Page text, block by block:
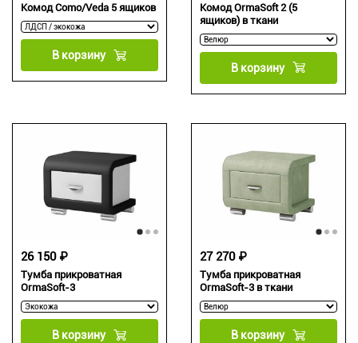
Комод Como/Veda 5 ящиков
В корзину
Комод OrmaSoft 2 (5
ящиков) в ткани
В корзину
Тумба прикроватная
OrmaSoft-3
26 150 ₽
В корзину
Тумба прикроватная
OrmaSoft-3 в ткани
27 270 ₽
В корзину